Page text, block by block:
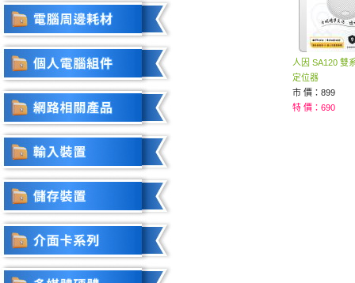
人因 SA120 雙
定位器
市 價：899
特 價：690